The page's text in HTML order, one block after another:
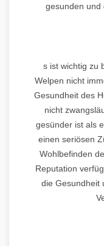
gesunden und
s ist wichtig zu
Welpen nicht
Gesundheit des
nicht
gesünder ist als
einen seriösen
Wohlbefinden
Reputation
die Gesundheit